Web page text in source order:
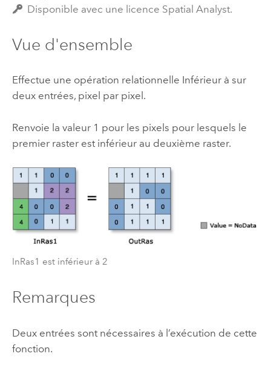
Disponible avec une licence Spatial Analyst.
Vue d'ensemble
Effectue une opération relationnelle Inférieur à sur
deux entrées, pixel par pixel.
Renvoie la valeur 1 pour les pixels pour lesquels le
premier raster est inférieur au deuxième raster.
InRas1 est inférieur à 2
Remarques
Deux entrées sont nécessaires à l’exécution de cette
fonction.